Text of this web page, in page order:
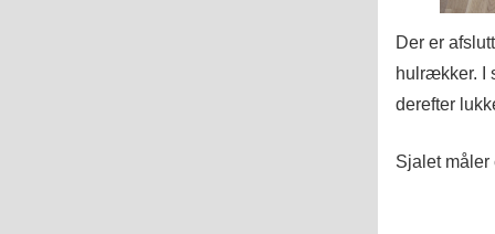
Der er
hulrækker. I
derefter
Sjalet måler